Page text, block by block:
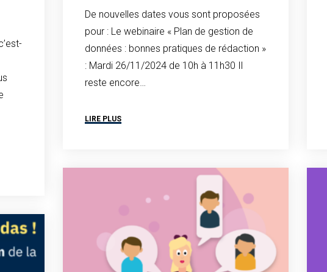
De nouvelles dates vous sont proposées
pour : Le webinaire « Plan de gestion de
données : bonnes pratiques de rédaction »
: Mardi 26/11/2024 de 10h à 11h30 Il
reste encore…
LIRE PLUS